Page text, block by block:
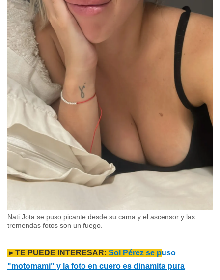
Nati Jota se puso picante desde su cama y el ascensor y las
tremendas fotos son un fuego.
►TE PUEDE INTERESAR: Sol Pérez se puso
"motomami" y la foto en cuero es dinamita pura